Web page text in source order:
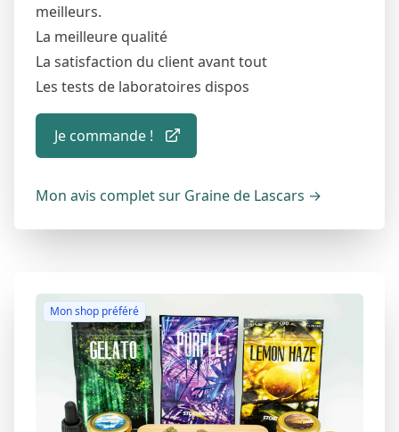
meilleurs.
La meilleure qualité
La satisfaction du client avant tout
Les tests de laboratoires dispos
Je commande !
Mon avis complet sur Graine de Lascars →
Mon shop préféré